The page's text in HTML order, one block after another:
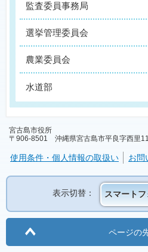
監査委員事務局
選挙管理委員会
農業委員会
水道部
宮古島市役所
〒906-8501 沖縄県宮古島市平良字西里
使用条件・個人情報の取扱い お問
表示切替： スマート
ページの